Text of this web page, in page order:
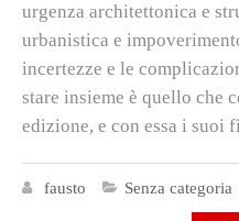
urgenza architettonica e
urbanistica e
incertezze e le
stare insieme è quello che
edizione, e con essa i suoi
fausto Senza categoria